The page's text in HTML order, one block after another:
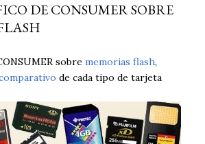
DE CONSUMER SOBRE
sobre memorias flash,
de cada tipo de tarjeta